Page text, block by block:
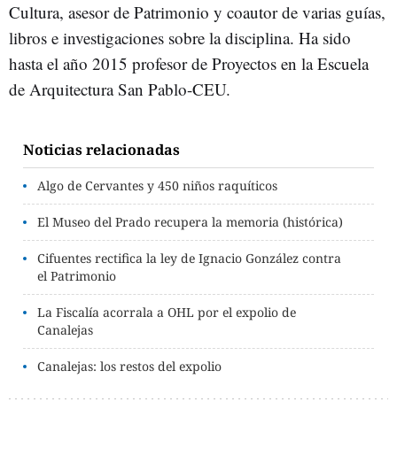
Cultura, asesor de Patrimonio y coautor de varias guías,
libros e investigaciones sobre la disciplina. Ha sido
hasta el año 2015 profesor de Proyectos en la Escuela
de Arquitectura San Pablo-CEU.
Noticias relacionadas
Algo de Cervantes y 450 niños raquíticos
El Museo del Prado recupera la memoria (histórica)
Cifuentes rectifica la ley de Ignacio González contra
el Patrimonio
La Fiscalía acorrala a OHL por el expolio de
Canalejas
Canalejas: los restos del expolio